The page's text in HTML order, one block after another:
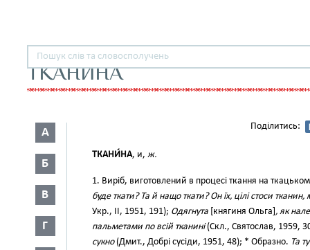
ТКАНИНА
А
Б
В
Г
Поділитись:
ТКАНИ́НА, и, ж.
1. Виріб, виготовлений в процесі ткання на
буде ткати? Та й нащо ткати? Он їх, цілі стоси
Укр., II, 1951, 191); Одягнута [княгиня Ольга] , як
пальметами по всій тканині(Скл., Святослав, 1959,
сукно(Дмит., Добрі сусіди, 1951, 48); * Образно. Та